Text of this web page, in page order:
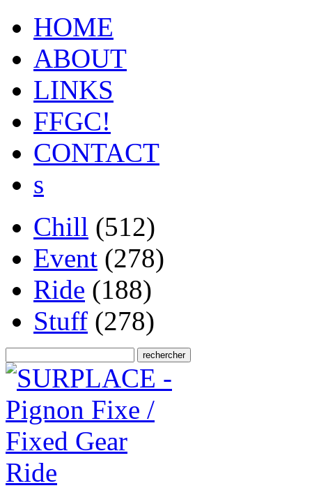
HOME
ABOUT
LINKS
FFGC!
CONTACT
s
Chill (512)
Event (278)
Ride (188)
Stuff (278)
Ride